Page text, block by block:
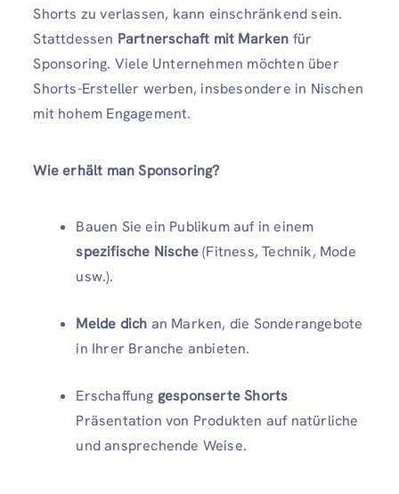
Shorts zu verlassen, kann einschränkend sein.
Stattdessen Partnerschaft mit Marken für
Sponsoring. Viele Unternehmen möchten über
Shorts-Ersteller werben, insbesondere in Nischen
mit hohem Engagement.
Wie erhält man Sponsoring?
Bauen Sie ein Publikum auf in einem
spezifische Nische(Fitness, Technik, Mode
usw.).
Melde dich an Marken, die Sonderangebote
in Ihrer Branche anbieten.
Erschaffung gesponserte Shorts
Präsentation von Produkten auf natürliche
und ansprechende Weise.